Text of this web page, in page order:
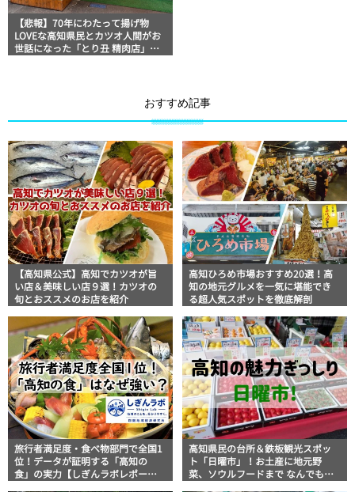
【悲報】70年にわたって揚げ物
LOVEな高知県民とカツオ人間がお
世話になった「とり丑 精肉店」閉
おすすめ記事
【高知県公式】高知でカツオが旨
い店＆美味しい店９選！カツオの
旬とおススメのお店を紹介
高知ひろめ市場おすすめ20選！高
知の地元グルメを一気に堪能でき
る超人気スポットを徹底解剖
旅行者満足度・食べ物部門で全国1
位！データが証明する「高知の
食」の実力【しぎんラボレポー
高知県民の台所＆鉄板観光スポッ
ト「日曜市」！お土産に地元野
菜、ソウルフードまで なんでもそ